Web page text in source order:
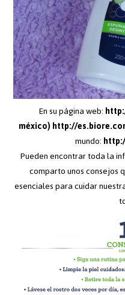
En su página web:
méxico)http://
mundo:
Pueden encontrar toda la
comparto unos consejos
esenciales para cuidar